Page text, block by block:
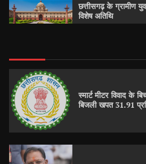
छत्तीसगढ़ के ग्रामीण
विशेष अतिथि
स्मार्ट मीटर विवाद के
बिजली खपत 31.91